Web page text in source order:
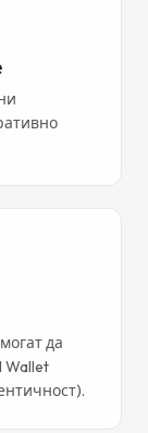
да
Wallet